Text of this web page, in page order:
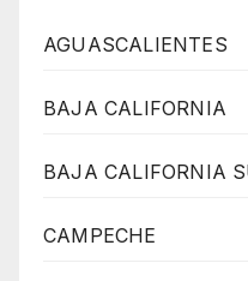
AGUASCALIENTES
BAJA CALIFORNIA
BAJA CALIFORNIA
CAMPECHE